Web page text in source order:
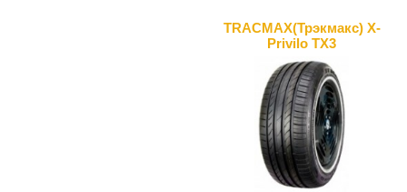
TRACMAX(Трэкмакс) X-
Privilo TX3